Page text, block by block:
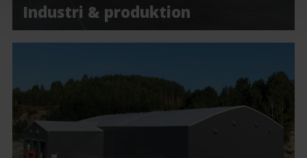
Industri & produktion